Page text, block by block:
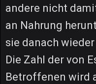
andere nicht
an Nahrung
sie danach
Die Zahl der von
Betroffenen wird